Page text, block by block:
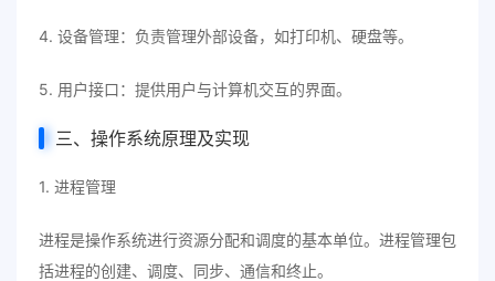
4. 设备管理：负责管理外部设备，如打印机、硬盘等。
5. 用户接口：提供用户与计算机交互的界面。
三、操作系统原理及实现
1. 进程管理
进程是操作系统进行资源分配和调度的基本单位。进程管理包
括进程的创建、调度、同步、通信和终止。